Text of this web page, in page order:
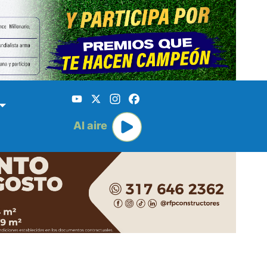
YouTube
X Instagram
Al aire